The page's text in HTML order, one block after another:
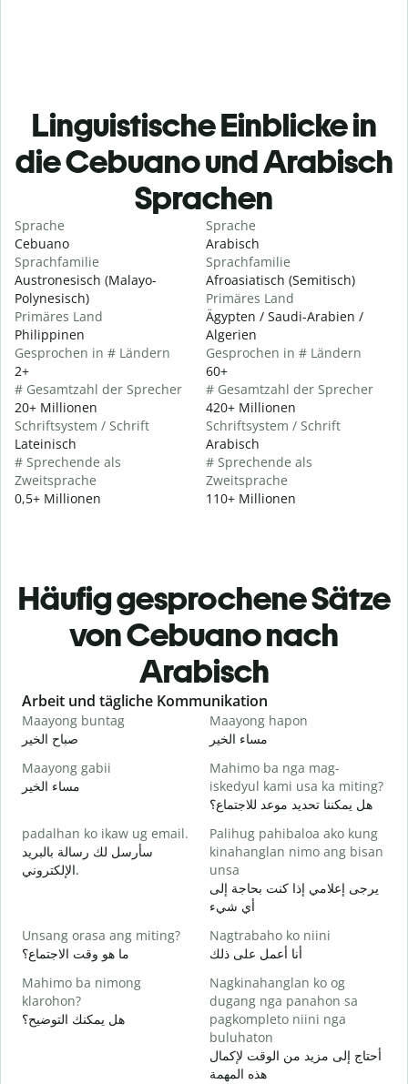
Linguistische Einblicke in
die Cebuano und Arabisch
Sprachen
Sprache
Cebuano
Sprachfamilie
Austronesisch (Malayo-
Polynesisch)
Primäres Land
Philippinen
Gesprochen in # Ländern
2+
# Gesamtzahl der Sprecher
20+ Millionen
Schriftsystem / Schrift
Lateinisch
# Sprechende als
Zweitsprache
0,5+ Millionen
Sprache
Arabisch
Sprachfamilie
Afroasiatisch (Semitisch)
Primäres Land
Ägypten / Saudi-Arabien /
Algerien
Gesprochen in # Ländern
60+
# Gesamtzahl der Sprecher
420+ Millionen
Schriftsystem / Schrift
Arabisch
# Sprechende als
Zweitsprache
110+ Millionen
Häufig gesprochene Sätze
von Cebuano nach
Arabisch
Slide 1 of 6
Arbeit und tägliche Kommunikation
Maayong buntag
صباح الخير
Maayong hapon
مساء الخير
Maayong gabii
مساء الخير
Mahimo ba nga mag-
iskedyul kami usa ka miting?
هل يمكننا تحديد موعد للاجتماع؟
padalhan ko ikaw ug email.
سأرسل لك رسالة بالبريد
الإلكتروني.
Palihug pahibaloa ako kung
kinahanglan nimo ang bisan
unsa
يرجى إعلامي إذا كنت بحاجة إلى
أي شيء
Unsang orasa ang miting?
ما هو وقت الاجتماع؟
Nagtrabaho ko niini
أنا أعمل على ذلك
Mahimo ba nimong
klarohon?
هل يمكنك التوضيح؟
Nagkinahanglan ko og
dugang nga panahon sa
pagkompleto niini nga
buluhaton
أحتاج إلى مزيد من الوقت لإكمال
هذه المهمة